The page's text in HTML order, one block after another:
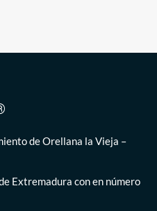
de Orellana la Vieja –
Extremadura con en número